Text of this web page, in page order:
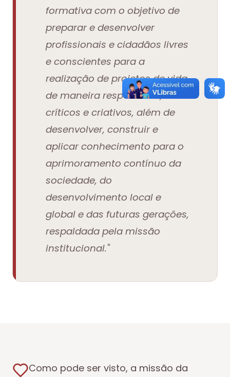
formativa com o objetivo de
preparar e desenvolver
profissionais e cidadãos livres
e conscientes para a
realização de projetos de vida,
de maneira responsável,
críticos e criativos, além de
desenvolver, construir e
aplicar conhecimento para o
aprimoramento contínuo da
sociedade, do
desenvolvimento local e
global e das futuras gerações,
respaldada pela missão
institucional."
Como pode ser visto, a missão da